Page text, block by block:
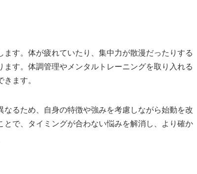
す。体が疲れていたり、集中力が散漫だったりする
す。体調管理やメンタルトレーニングを取り入れる
ます。
るため、自身の特徴や強みを考慮しながら始動を改
で、タイミングが合わない悩みを解消し、より確か